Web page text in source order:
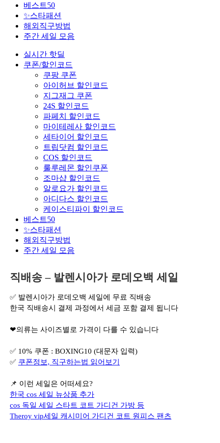
베스트50
✨스타패션
해외직구방법
주간 세일 모음
실시간 핫딜
쿠폰/할인코드
쿠팡 쿠폰
아이허브 할인코드
지그재그 쿠폰
24S 할인코드
파페치 할인코드
마이테레사 할인코드
세타이어 할인코드
트립닷컴 할인코드
COS 할인코드
룰루레몬 할인쿠폰
조마샵 할인코드
알로요가 할인코드
아디다스 할인코드
케이스티파이 할인코드
베스트50
✨스타패션
해외직구방법
주간 세일 모음
직배송 – 발렌시아가 로데오백 세일
✅ 발렌시아가 로데오백 세일에 무료 직배송
한국 직배송시 결제 과정에서 세금 포함 결제 됩니다
❤의류는 사이즈별로 가격이 다를 수 있습니다
✅ 10% 쿠폰 : BOXING10 (대문자 입력)
✅ 쿠폰정보, 직구하는법 읽어보기
📌 이런 세일은 어떠세요?
한국 cos 세일 뉴상품 추가
cos 독일 세일 스타트 코트 가디건 가방 등
Theroy vip세일 캐시미어 가디건 코트 원피스 팬츠